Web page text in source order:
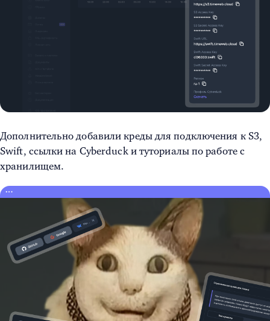
Дополнительно добавили креды для подключения к S3,
Swift, ссылки на Cyberduck и туториалы по работе с
хранилищем.